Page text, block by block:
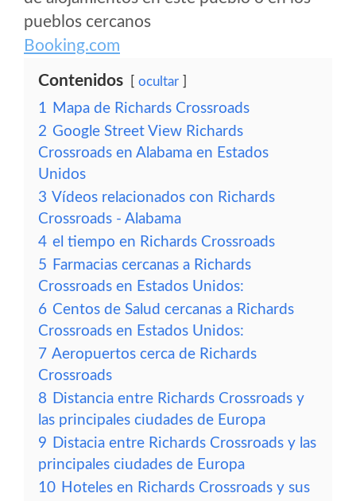
pueblos cercanos
Booking.com
Contenidos ocultar
1 Mapa de Richards Crossroads
2 Google Street View Richards
Crossroads en Alabama en Estados
Unidos
3 Vídeos relacionados con Richards
Crossroads - Alabama
4 el tiempo en Richards Crossroads
5 Farmacias cercanas a Richards
Crossroads en Estados Unidos:
6 Centos de Salud cercanas a Richards
Crossroads en Estados Unidos:
7 Aeropuertos cerca de Richards
Crossroads
8 Distancia entre Richards Crossroads y
las principales ciudades de Europa
9 Distacia entre Richards Crossroads y las
principales ciudades de Europa
10 Hoteles en Richards Crossroads y sus